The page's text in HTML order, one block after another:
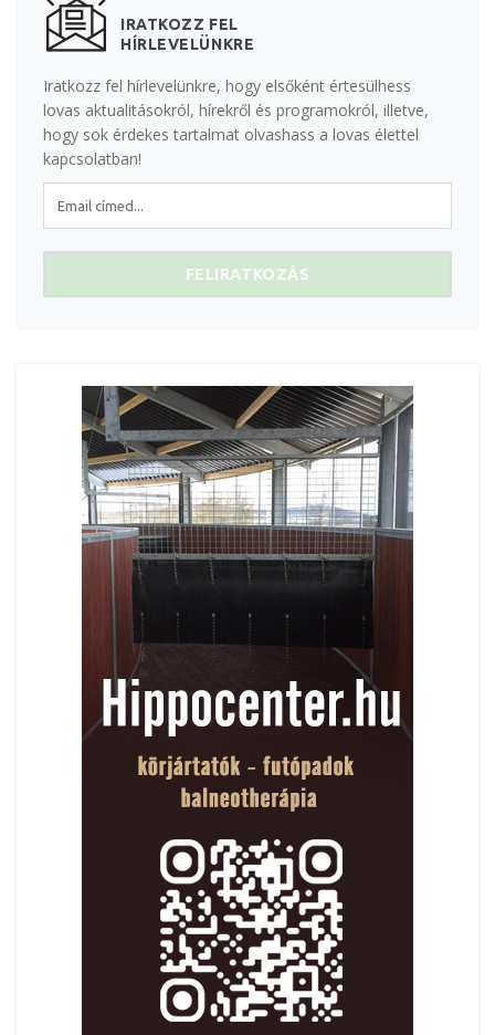
IRATKOZZ FEL
HÍRLEVELÜNKRE
Iratkozz fel hírlevelünkre, hogy elsőként értesülhess
lovas aktualitásokról, hírekről és programokról, illetve,
hogy sok érdekes tartalmat olvashass a lovas élettel
kapcsolatban!